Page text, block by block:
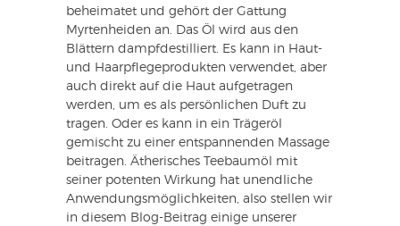
beheimatet und gehört der Gattung
Myrtenheiden an. Das Öl wird aus den
Blättern dampfdestilliert. Es kann in Haut-
und Haarpflegeprodukten verwendet, aber
auch direkt auf die Haut aufgetragen
werden, um es als persönlichen Duft zu
tragen. Oder es kann in ein Trägeröl
gemischt zu einer entspannenden Massage
beitragen. Ätherisches Teebaumöl mit
seiner potenten Wirkung hat unendliche
Anwendungsmöglichkeiten, also stellen wir
in diesem Blog-Beitrag einige unserer